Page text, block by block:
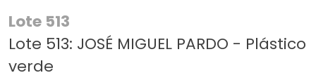
Lote 513
Lote 513: JOSÉ MIGUEL PARDO - Plástico
verde